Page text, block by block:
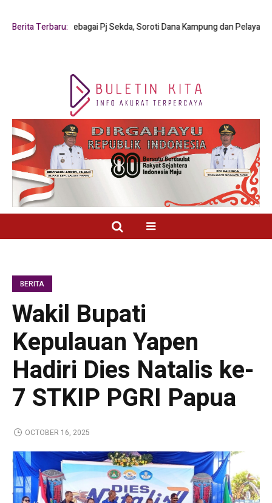
Berita Terbaru:
sebagai Pj Sekda, Soroti Dana Kampung dan Pelayanan Publik
BERITA
Wakil Bupati
Kepulauan Yapen
Hadiri Dies Natalis ke-
7 STKIP PGRI Papua
OCTOBER 16, 2025